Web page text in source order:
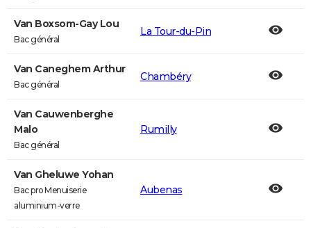
Van Boxsom-Gay Lou
Bac général
La Tour-du-Pin
Van Caneghem Arthur
Bac général
Chambéry
Van Cauwenberghe
Malo
Bac général
Rumilly
Van Gheluwe Yohan
Bac pro Menuiserie
aluminium-verre
Aubenas